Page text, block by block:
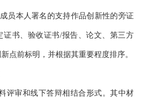
员本人署名的支持作品创新性的旁证
证书、验收证书/报告、论文、第三方
点前标明，并根据其重要程度排序。
评审和线下答辩相结合形式。其中材